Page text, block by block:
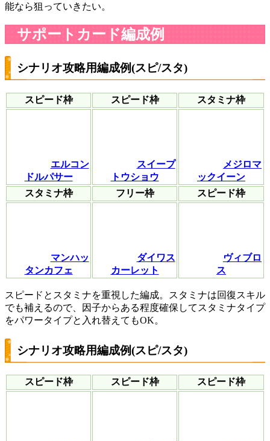
能なら狙っていきたい。
サポートカード編成例
シナリオ攻略用編成例(スピ/スタ)
スピード枠 スピード枠 スタミナ枠
エルコン
ドルパサー
スイープ
トウショウ
メジロマ
ックイーン
スタミナ枠
フリー枠 スピード枠
マンハッ
タンカフェ
ダイワス
カーレット
ヴィブロ
ス
スピードとスタミナを重視した編成。スタミナは回復スキル
でも補えるので、因子からある程度確保してスタミナタイプ
をパワータイプと入れ替えてもOK。
シナリオ攻略用編成例(スピ/スタ)
スピード枠 スピード枠 スピード枠